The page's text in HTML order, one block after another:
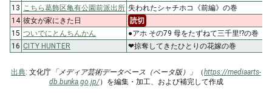
13
こちら葛飾区亀有公園前派出所 失われたシャチホコ《前編》の巻
14 彼女が家にきた日
読切
15 ついでにとんちんかん
●アホ その79 母をたずねて三千里!?の巻
16 CITY HUNTER ❤掠奪してきたひとりの花嫁の巻
出典: 文化庁 「メディア芸術データベース（ベータ版）」 （https://mediaarts-
db.bunka.go.jp/）を編集・加工、および補完して作成